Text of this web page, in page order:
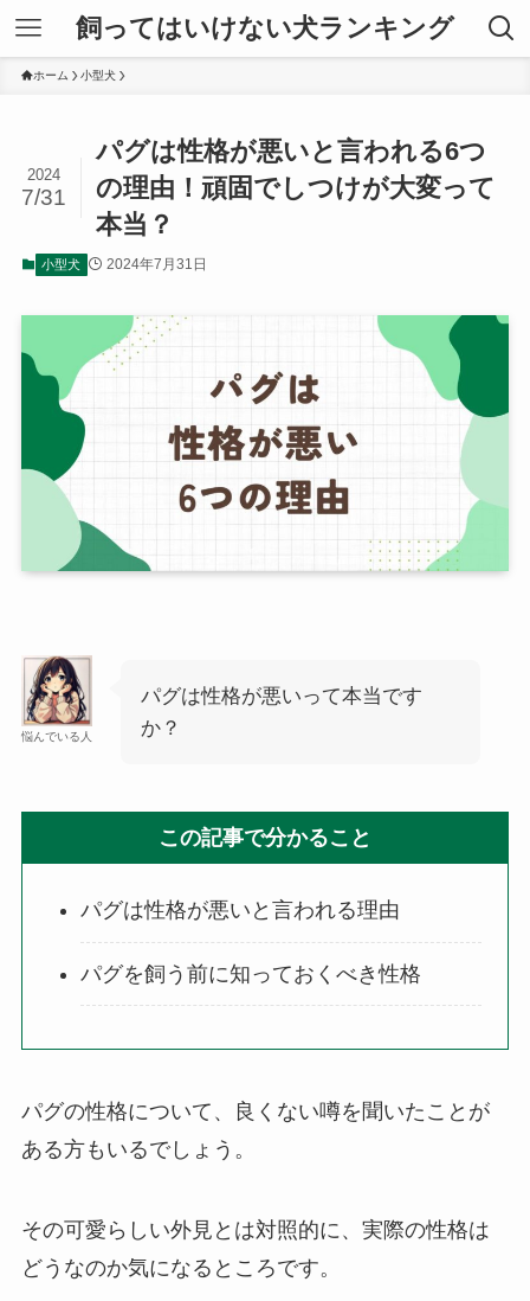
飼ってはいけない犬ランキング
ホーム 小型犬
パグは性格が悪いと言われる6つ
の理由！頑固でしつけが大変って
本当？
2024
7/31
小型犬 2024年7月31日
悩んでいる人
パグは性格が悪いって本当です
か？
この記事で分かること
パグは性格が悪いと言われる理由
パグを飼う前に知っておくべき性格
パグの性格について、良くない噂を聞いたことが
ある方もいるでしょう。
その可愛らしい外見とは対照的に、実際の性格は
どうなのか気になるところです。